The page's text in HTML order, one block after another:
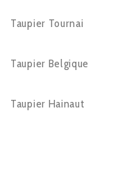
Taupier Tournai
Taupier Belgique
Taupier Hainaut